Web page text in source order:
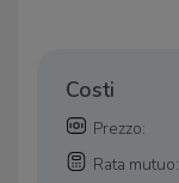
Costi
Prezzo:
Rata mutuo: